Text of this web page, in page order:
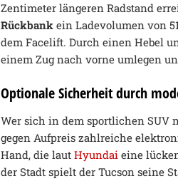
Zentimeter längeren Radstand
Rückbank ein Ladevolumen von
dem Facelift. Durch einen Hebel
einem Zug nach vorne umlegen
Optionale Sicherheit durch
Wer sich in dem sportlichen SUV
gegen Aufpreis zahlreiche
Hand, die lautHyundai eine
der Stadt spielt der Tucson seine